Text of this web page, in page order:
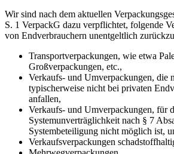
Wir sind nach dem aktuellen
S. 1 VerpackG dazu verpflichtet, folgende
von Endverbrauchern unentgeltlich
Transportverpackungen, wie etwa
Großverpackungen, etc.,
Verkaufs- und Umverpackungen, die
typischerweise nicht bei privaten
anfallen,
Verkaufs- und Umverpackungen, für
Systemunverträglichkeit nach § 7
Systembeteiligung nicht möglich ist,
Verkaufsverpackungen